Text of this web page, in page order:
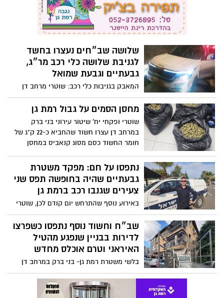
שלושה שב״חים נעצרו בחשד
לגניבת שלושה כלי רכב מר״ג,
גבעתיים וגבעת שמואל
המאבק בגניבות כלי רכב: שוטרי מרחב דן
עצרו במהלך הלילה 3 שוהים בלתי חוקיים
שגנבו שלושה כלי רכב מרמת גן, גבעתיים
וגבעת שמואל
מחסן הסמים על גבול רמת גן
שוטרי ופקחי יח' שיטור עירוני בני ברק
במרחב דן עצרו חשוד שהחביא כ-22 ק"ג של
חומר החשוד כסם מסוג קנאביס במחסן
נתפסו על חם: מפקד משטרת
גבעתיים שהיה בחופשה תפס שני
צעירים שגנבו רכב ברמת גן
באירוע נוסף שהתרחש יום קודם לכן, שוטרי
הסיור עצרו חשוד קטין שברשותו כלי פריצה
שב״ח וחשוד נוסף נתפסו כשפרצו
לדירות בבניין שנפגע מהטיל
האיראני וטרם אוכלס מחדש
בלשי משטרת רמת גן- בני ברק במרחב דן
עצרו שוהה בלתי חוקי וחשוד נוסף 'בשעת
מעשה' שעפ"י החשד פרצו לדירה בבניין
מגורים שנפגע מטיל במבצע "עם כלביא"